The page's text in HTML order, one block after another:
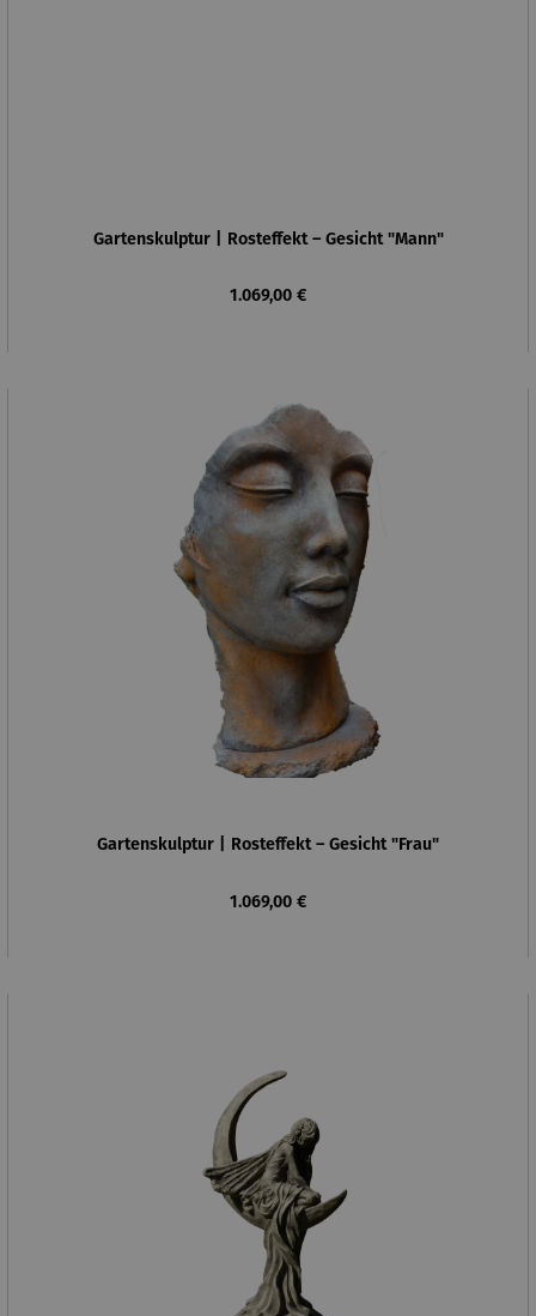
Gartenskulptur | Rosteffekt – Gesicht "Mann"
Regulärer Preis:
1.069,00 €
Gartenskulptur | Rosteffekt – Gesicht "Frau"
Regulärer Preis:
1.069,00 €